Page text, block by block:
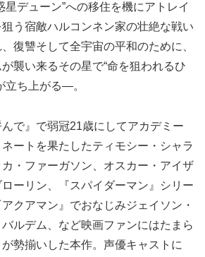
星デューン”への移住を機にアトレイ
う宿敵ハルコンネン家の壮絶な戦い
復讐そして全宇宙の平和のために、
襲い来るその星で“命を狙われるひ
立ち上がる―。
んで』で弱冠21歳にしてアカデミー
ートを果たしたティモシー・シャラ
・ファーガソン、オスカー・アイザ
ーリン、『スパイダーマン』シリー
クアマン』でおなじみジェイソン・
ルデム、など映画ファンにはたまら
勢揃いした本作。声優キャストに